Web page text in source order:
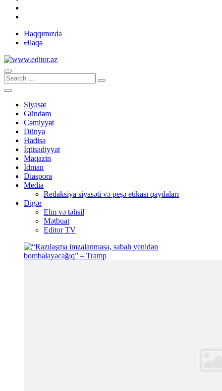
Haqqımızda
Əlaqə
Siyasət
Gündəm
Cəmiyyət
Dünya
Hadisə
İqtisadiyyat
Maqazin
İdman
Diaspora
Media
Redaksiya siyasəti və peşə etikası qaydaları
Digər
Elm və təhsil
Mətbuat
Editor TV